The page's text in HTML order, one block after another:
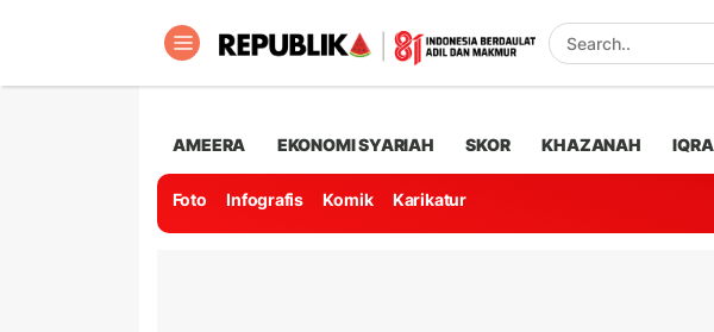
AMEERA EKONOMI SYARIAH SKOR KHAZANAH IQRA
Foto Infografis Komik Karikatur